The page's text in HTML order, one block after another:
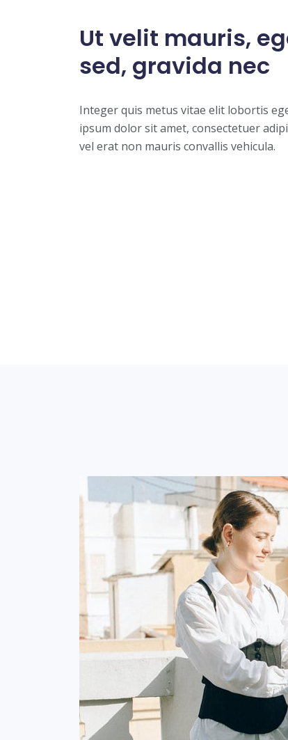
Ut velit mauris,
sed, gravida nec
Integer quis metus vitae elit lobortis
ipsum dolor sit amet, consectetuer
vel erat non mauris convallis vehicula.